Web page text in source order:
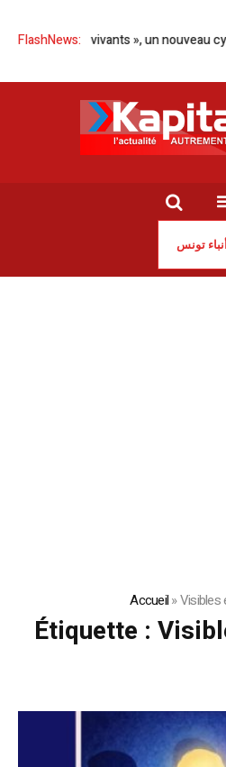
FlashNews:
« Visibles et vivants », un nouveau
تونس
Accueil»Visibles
Étiquette :